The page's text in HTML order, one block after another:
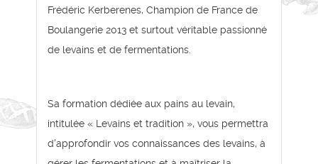
Frédéric Kerberenes, Champion de France de
Boulangerie 2013 et surtout véritable passionné
de levains et de fermentations.
Sa formation dédiée aux pains au levain,
intitulée « Levains et tradition », vous permettra
d'approfondir vos connaissances des levains, à